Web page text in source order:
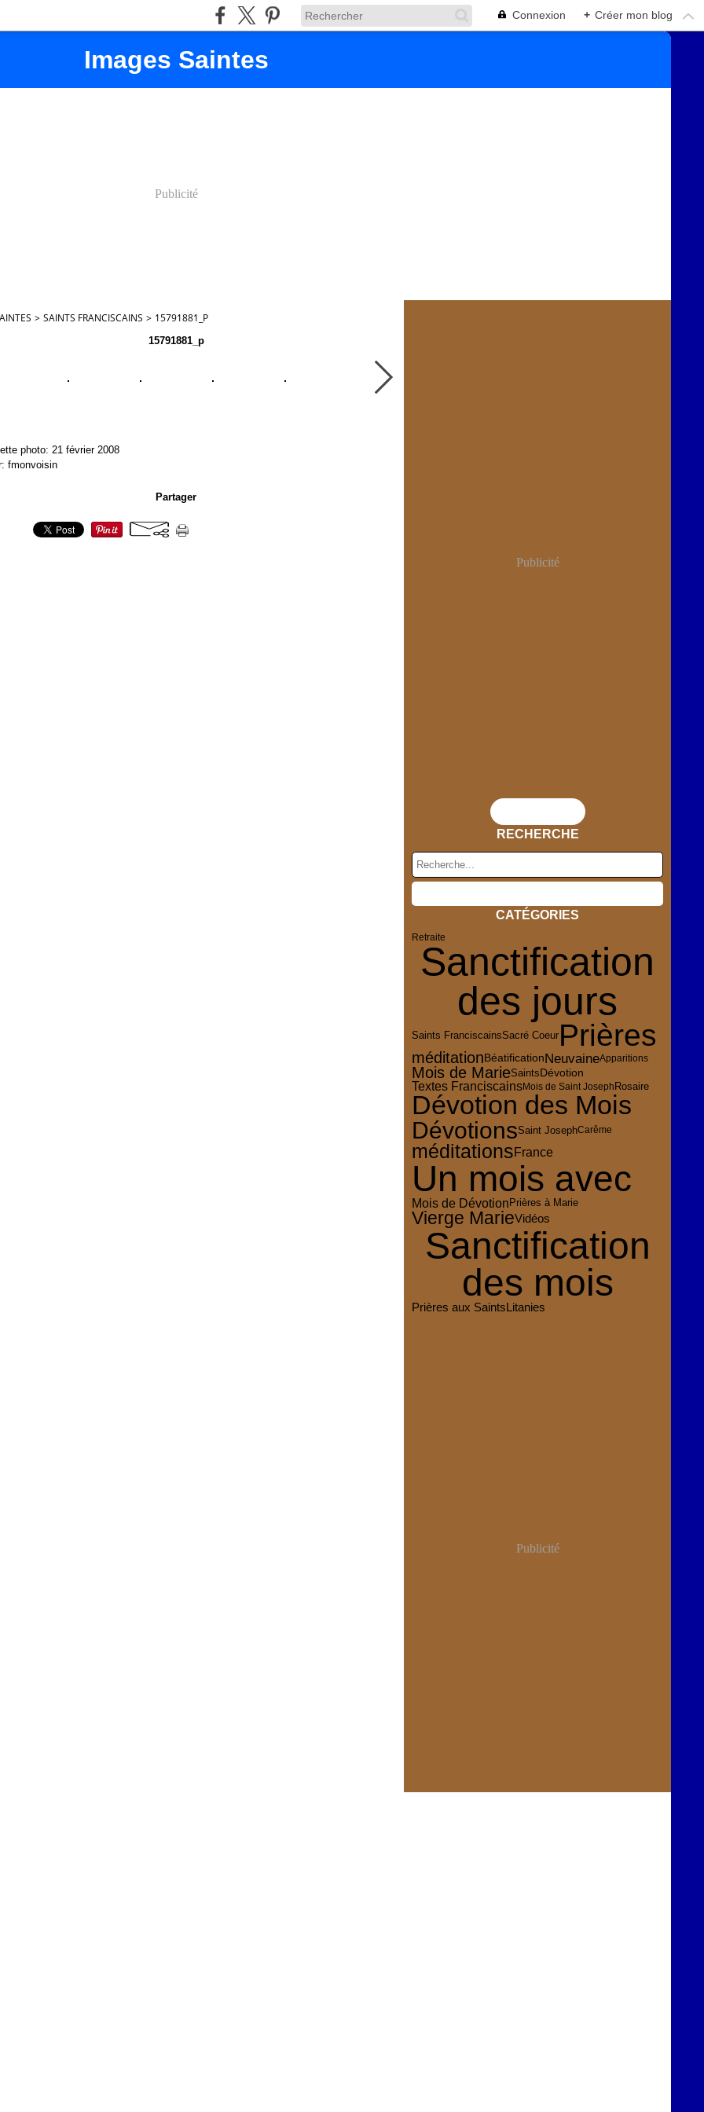
Connexion + Créer mon blog
Images Saintes
Publicité
> SAINTS FRANCISCAINS > 15791881_P
15791881_p
photo: 21 février 2008
fmonvoisin
Partager
Publicité
RECHERCHE
CATÉGORIES
Retraite
Sanctification
des jours
Saints FranciscainsSacré Coeur Prières
méditation BéatificationNeuvaineApparitions
Mois de MarieSaintsDévotion
Textes FranciscainsMois de Saint JosephRosaire
Dévotion des Mois
DévotionsSaint JosephCarême
méditationsFrance
Un mois avec
Mois de Dévotion Prières à Marie
Vierge MarieVidéos
Sanctification
des mois
Prières aux SaintsLitanies
Publicité